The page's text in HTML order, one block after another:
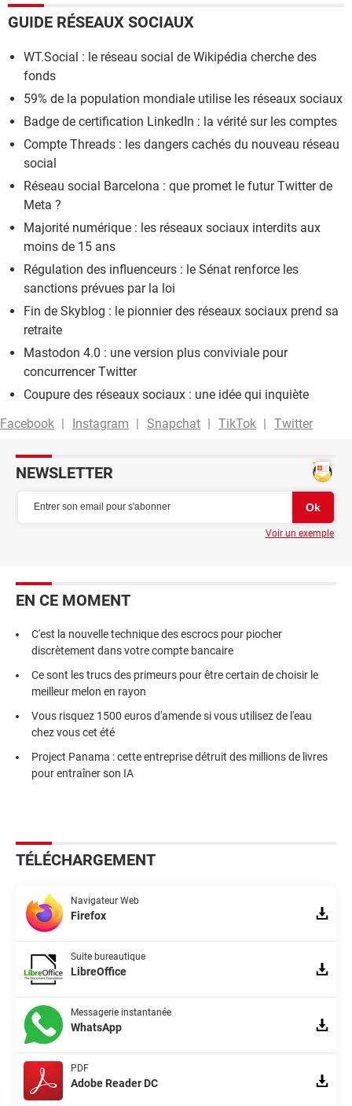
GUIDE RÉSEAUX SOCIAUX
WT.Social : le réseau social de Wikipédia cherche des
fonds
59% de la population mondiale utilise les réseaux sociaux
Badge de certification LinkedIn : la vérité sur les comptes
Compte Threads : les dangers cachés du nouveau réseau
social
Réseau social Barcelona : que promet le futur Twitter de
Meta ?
Majorité numérique : les réseaux sociaux interdits aux
moins de 15 ans
Régulation des influenceurs : le Sénat renforce les
sanctions prévues par la loi
Fin de Skyblog : le pionnier des réseaux sociaux prend sa
retraite
Mastodon 4.0 : une version plus conviviale pour
concurrencer Twitter
Coupure des réseaux sociaux : une idée qui inquiète
Facebook
Instagram Snapchat TikTok Twitter
NEWSLETTER
Voir un exemple
EN CE MOMENT
C'est la nouvelle technique des escrocs pour piocher
discrètement dans votre compte bancaire
Ce sont les trucs des primeurs pour être certain de choisir le
meilleur melon en rayon
Vous risquez 1500 euros d'amende si vous utilisez de l'eau
chez vous cet été
Project Panama : cette entreprise détruit des millions de livres
pour entraîner son IA
TÉLÉCHARGEMENT
Navigateur Web
Firefox
Suite bureautique
LibreOffice
Messagerie instantanée
WhatsApp
PDF
Adobe Reader DC